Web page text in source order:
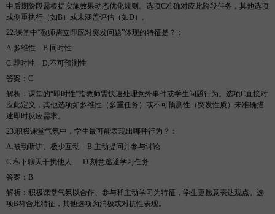
中后期阶段需根据实施效果动态优化规则。选项C准确对应此阶段任务，其他选项
或侧重执行（如B）或未涵盖评估（如D）。
22.课堂中“教师需立即应对突发问题”体现的特征是？ ：
A.多维性
B.同时性
C.即时性
D.不可预测性
答案 ： C
解析 ：课堂的“即时性”指教师需快速处理意外事件或学生问题行为。选项C直接对
应此定义，其他选项如多维性（多重任务）或不可预测性（突发性质）未准确描
述即时反应需求。
23.积极课堂气氛中，学生最可能表现出哪种行为？ ：
A.被动听讲、极少互动
B.主动提问并参与讨论
C.私下聊天干扰他人
D.刻意逃避学习任务
答案 ： B
解析 ：积极课堂气氛以合作、参与和主动学习为特征，学生更愿意表达观点。选
项 B符合此特征，其他选项为消极或对抗性表现。